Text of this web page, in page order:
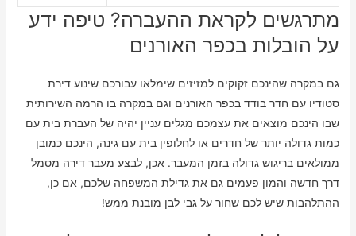
מתרגשים לקראת ההעברה? טיפה ידע
על הובלות בכפר האורנים
גם במקרה שהינכם זקוקים למזיזים שימלאו עבורכם שינוע דירת
סטודיו עם חדר בודד בכפר האורנים וגם במקרה בו הרמה השירותית
שבו הינכם מוצאים את עצמכם מגלים עניין יהיה של העברת בית עם
כמות גדולה יותר של חדרים או לחלופין בית עם גינה, הינכם כמובן
ממולאים בריגוש גדולה בזמן המעבר. אכן, לבצע מעבר דירה מסמל
דרך חדשה והמון פעמים גם את גדילת המשפחה שלכם, אם כן,
ההתלהבות שיש לכם שחור על גבי לבן מובנת ממש!